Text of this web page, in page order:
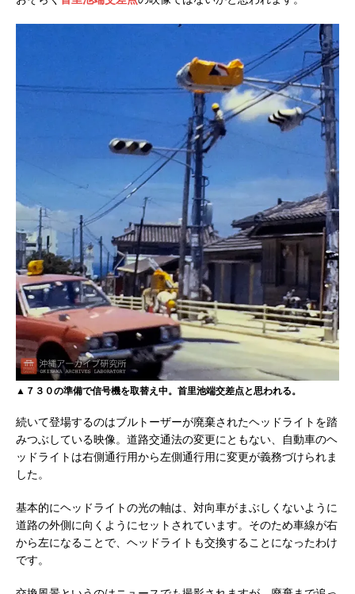
▲７３０の準備で信号機を取替え中。首里池端交差点と思われる。
続いて登場するのはブルトーザーが廃棄されたヘッドライトを踏
みつぶしている映像。道路交通法の変更にともない、自動車のヘ
ッドライトは右側通行用から左側通行用に変更が義務づけられま
した。
基本的にヘッドライトの光の軸は、対向車がまぶしくないように
道路の外側に向くようにセットされています。そのため車線が右
から左になることで、ヘッドライトも交換することになったわけ
です。